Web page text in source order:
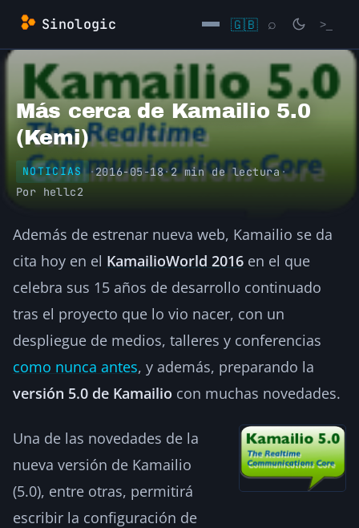
Saltar
contenido
Sinologic 🇬🇧 ⌕ >_
→
Más cerca de Kamailio 5.0
(Kemi)
NOTICIAS ·2016-05-18·2 min de lectura·
Por hellc2
Además de estrenar nueva web, Kamailio se da
cita hoy en el KamailioWorld 2016 en el que
celebra sus 15 años de desarrollo continuado
tras el proyecto que lo vio nacer, con un
despliegue de medios, talleres y conferencias
como nunca antes, y además, preparando la
versión 5.0 de Kamailio con muchas novedades.
Una de las novedades de la
nueva versión de Kamailio
(5.0), entre otras, permitirá
escribir la configuración de